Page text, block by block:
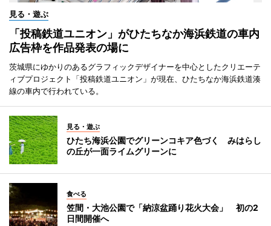
見る・遊ぶ
「投稿鉄道ユニオン」がひたちなか海浜鉄道の車内
広告枠を作品発表の場に
茨城県にゆかりのあるグラフィックデザイナーを中心としたクリエーテ
ィブプロジェクト「投稿鉄道ユニオン」が現在、ひたちなか海浜鉄道湊
線の車内で行われている。
見る・遊ぶ
ひたち海浜公園でグリーンコキア色づく みはらし
の丘が一面ライムグリーンに
食べる
笠間・大池公園で「納涼盆踊り花火大会」 初の2
日間開催へ